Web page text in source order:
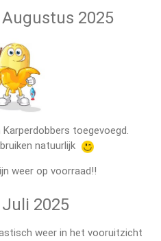
2025
toegevoegd.
natuurlijk
weer op voorraad!!
2025
weer in het vooruitzicht